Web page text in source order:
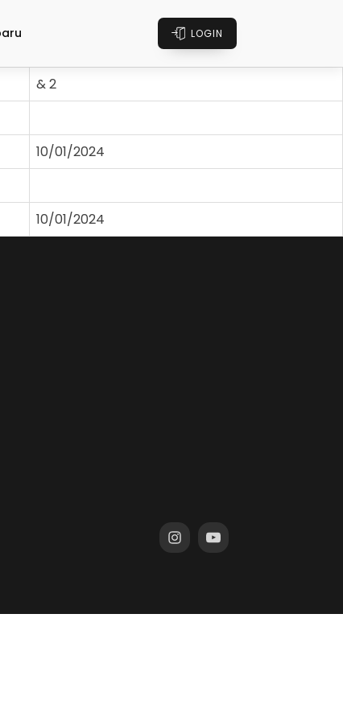
LOGIN
& 2
10/01/2024
10/01/2024